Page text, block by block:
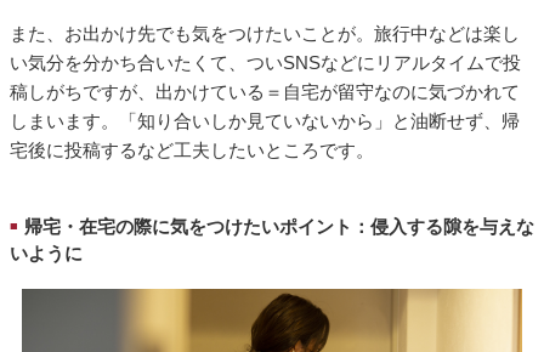
また、お出かけ先でも気をつけたいことが。旅行中などは楽し
い気分を分かち合いたくて、ついSNSなどにリアルタイムで投
稿しがちですが、出かけている＝自宅が留守なのに気づかれて
しまいます。「知り合いしか見ていないから」と油断せず、帰
宅後に投稿するなど工夫したいところです。
■ 帰宅・在宅の際に気をつけたいポイント：侵入する隙を与えな
いように